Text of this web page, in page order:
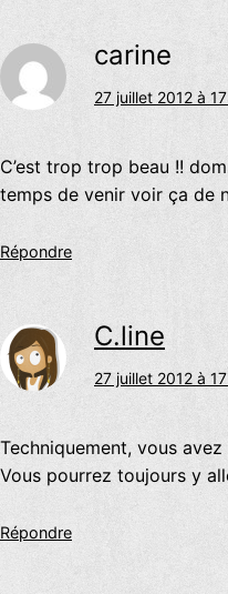
carine
27 juillet 2012 à
C’est trop trop beau !!
temps de venir voir ça de
Répondre
C.line
27 juillet 2012 à
Techniquement, vous
Vous pourrez toujours y
Répondre